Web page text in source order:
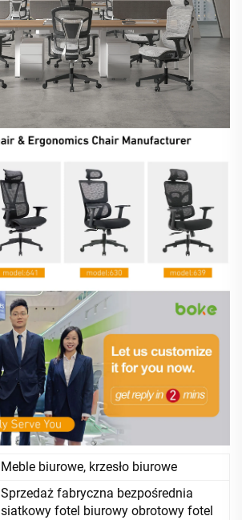
Meble biurowe, krzesło biurowe
Sprzedaż fabryczna bezpośrednia
siatkowy fotel biurowy obrotowy fotel